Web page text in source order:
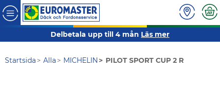
Delbetala upp till 4 mån Läs mer
Startsida Alla MICHELIN PILOT SPORT CUP 2 R